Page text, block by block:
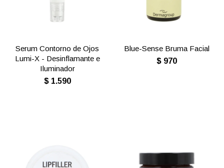
Serum Contorno de Ojos
Lumi-X - Desinflamante e
Iluminador
$ 1.590
Blue-Sense Bruma Facial
$ 970